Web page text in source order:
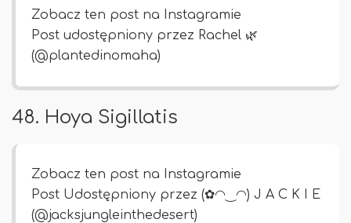
Zobacz ten post na Instagramie
Post udostępniony przez Rachel 🌿
(@plantedinomaha)
48. Hoya Sigillatis
Zobacz ten post na Instagramie
Post Udostępniony przez (✿◠‿◠) J A C K ​​I E
(@jacksjungleinthedesert)